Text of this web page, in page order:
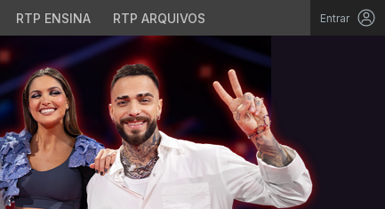
RTP ENSINA RTP ARQUIVOS Entrar